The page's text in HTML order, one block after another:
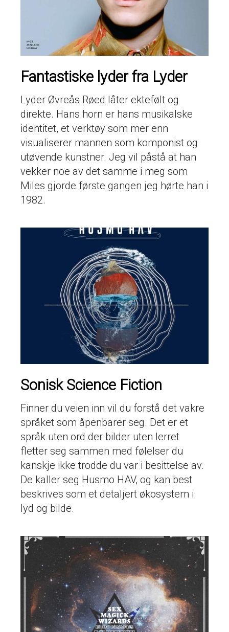
Fantastiske lyder fra Lyder
Lyder Øvreås Røed låter ektefølt og
direkte. Hans horn er hans musikalske
identitet, et verktøy som mer enn
visualiserer mannen som komponist og
utøvende kunstner. Jeg vil påstå at han
vekker noe av det samme i meg som
Miles gjorde første gangen jeg hørte han i
1982.
Sonisk Science Fiction
Finner du veien inn vil du forstå det vakre
språket som åpenbarer seg. Det er et
språk uten ord der bilder uten lerret
fletter seg sammen med følelser du
kanskje ikke trodde du var i besittelse av.
De kaller seg Husmo HAV, og kan best
beskrives som et detaljert økosystem i
lyd og bilde.